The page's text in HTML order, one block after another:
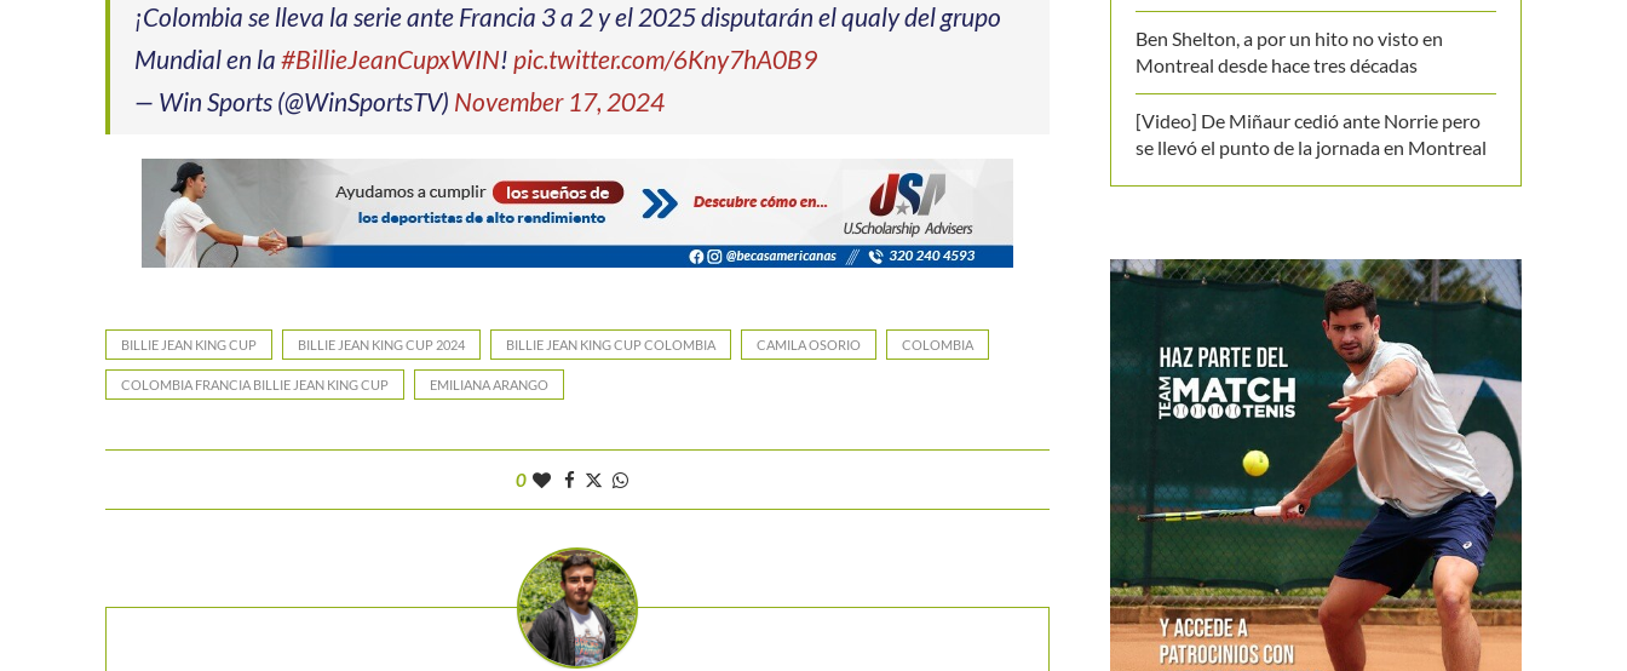
¡Colombia se lleva la serie ante Francia 3 a 2 y el 2025 disputarán el qualy del grupo
Mundial en la #BillieJeanCupxWIN! pic.twitter.com/6Kny7hA0B9
— Win Sports (@WinSportsTV) November 17, 2024
BILLIE JEAN KING CUP BILLIE JEAN KING CUP 2024 BILLIE JEAN KING CUP COLOMBIA CAMILA OSORIO COLOMBIA
COLOMBIA FRANCIA BILLIE JEAN KING CUP EMILIANA ARANGO
0
Ben Shelton, a por un hito no visto en
Montreal desde hace tres décadas
[Video] De Miñaur cedió ante Norrie pero
se llevó el punto de la jornada en Montreal